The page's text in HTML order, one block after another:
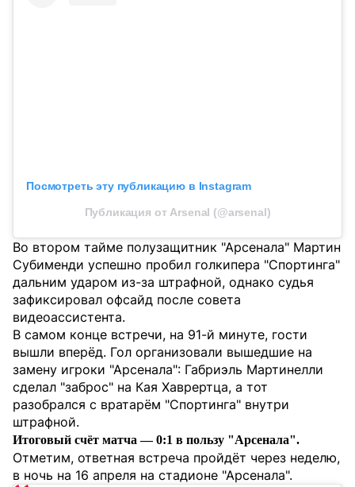
Посмотреть эту публикацию в Instagram
Публикация от Arsenal (@arsenal)
Во втором тайме полузащитник "Арсенала" Мартин
Субименди успешно пробил голкипера "Спортинга"
дальним ударом из-за штрафной, однако судья
зафиксировал офсайд после совета
видеоассистента.
В самом конце встречи, на 91-й минуте, гости
вышли вперёд. Гол организовали вышедшие на
замену игроки "Арсенала": Габриэль Мартинелли
сделал "заброс" на Кая Хаврертца, а тот
разобрался с вратарём "Спортинга" внутри
штрафной.
Итоговый счёт матча — 0:1 в пользу "Арсенала".
Отметим, ответная встреча пройдёт через неделю,
в ночь на 16 апреля на стадионе "Арсенала".